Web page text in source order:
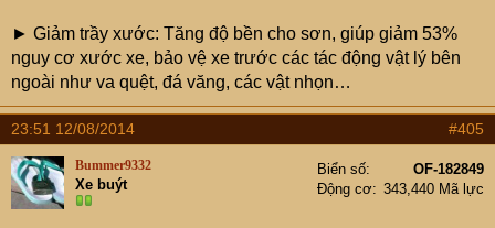
► Giảm trầy xước: Tăng độ bền cho sơn, giúp giảm 53%
nguy cơ xước xe, bảo vệ xe trước các tác động vật lý bên
ngoài như va quệt, đá văng, các vật nhọn…
23:51 12/08/2014 #405
Bummer9332
Xe buýt
Biển số
OF-182849
Động cơ
343,440 Mã lực